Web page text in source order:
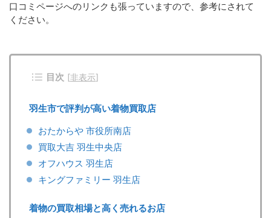
口コミページへのリンクも張っていますので、参考にされて
ください。
目次 [非表示]
羽生市で評判が高い着物買取店
おたからや 市役所南店
買取大吉 羽生中央店
オフハウス 羽生店
キングファミリー 羽生店
着物の買取相場と高く売れるお店